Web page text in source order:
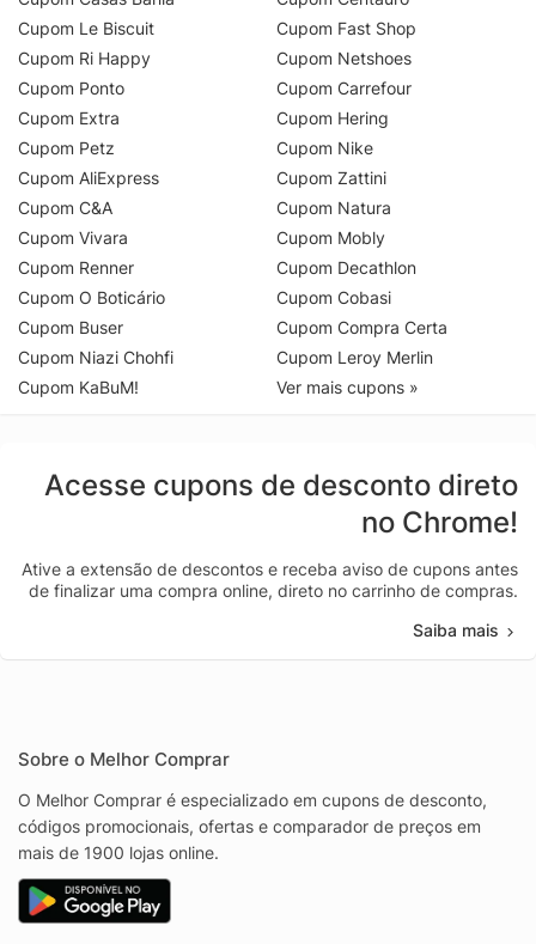
Cupom Le Biscuit
Cupom Ri Happy
Cupom Ponto
Cupom Extra
Cupom Petz
Cupom AliExpress
Cupom C&A
Cupom Vivara
Cupom Renner
Cupom O Boticário
Cupom Buser
Cupom Niazi Chohfi
Cupom KaBuM!
Cupom Fast Shop
Cupom Netshoes
Cupom Carrefour
Cupom Hering
Cupom Nike
Cupom Zattini
Cupom Natura
Cupom Mobly
Cupom Decathlon
Cupom Cobasi
Cupom Compra Certa
Cupom Leroy Merlin
Ver mais cupons »
Acesse cupons de desconto direto
no Chrome!
Ative a extensão de descontos e receba aviso de cupons antes
de finalizar uma compra online, direto no carrinho de compras.
Saiba mais
Sobre o Melhor Comprar
O Melhor Comprar é especializado em cupons de desconto,
códigos promocionais, ofertas e comparador de preços em
mais de 1900 lojas online.